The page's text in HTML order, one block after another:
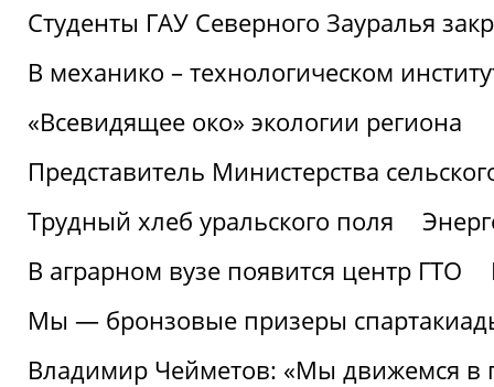
Студенты ГАУ Северного Зауралья
В механико – технологическом
«Всевидящее око» экологии региона
Представитель Министерства
Трудный хлеб уральского поля
В аграрном вузе появится центр ГТО
Мы — бронзовые призеры
Владимир Чейметов: «Мы движемся в